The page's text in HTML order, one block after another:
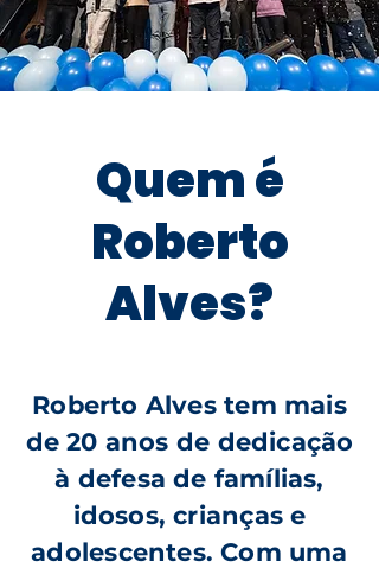
Quem é
Roberto
Alves?
Roberto Alves tem mais
de 20 anos de dedicação
à defesa de famílias,
idosos, crianças e
adolescentes. Com uma